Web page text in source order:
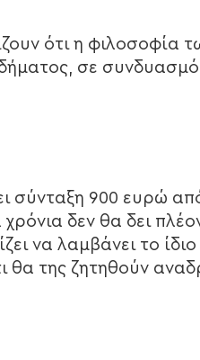
ότι η
σε
σύνταξη 900 ευρώ
δεν θα δει
να λαμβάνει το
θα της ζητηθούν